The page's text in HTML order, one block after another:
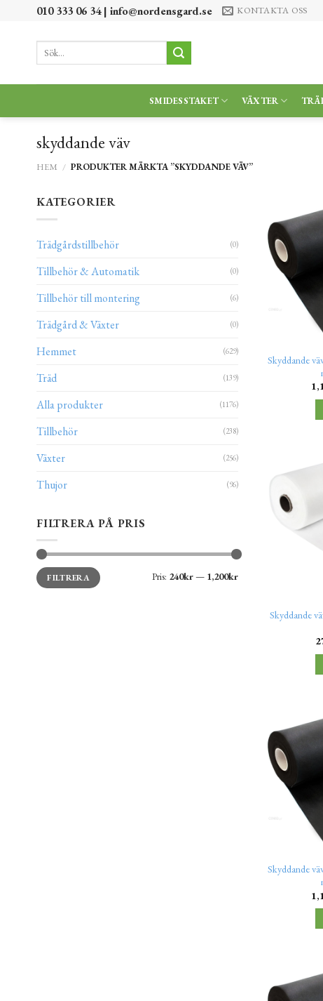
010 333 06 34 | info@nordensgard.se KONTAKTA OSS
efter:
SMIDESSTAKET VÄXTER
skyddande väv
HEM / PRODUKTER MÄRKTA ”SKYDDANDE VÄV”
KATEGORIER
Trädgårdstillbehör (0)
Tillbehör & Automatik (0)
Tillbehör till montering (6)
Trädgård & Växter (0)
Hemmet (629)
Träd (139)
Alla produkter (1176)
Tillbehör (238)
Växter (256)
Thujor (96)
FILTRERA PÅ PRIS
Min
pris
Max
prisFILTRERA Pris: 240kr— 1,200kr
Skyddande
Skyddande
Skyddande